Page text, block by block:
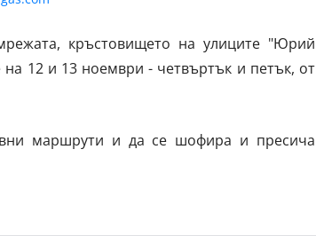
кръстовището на улиците "Юрий
12 и 13 ноември - четвъртък и петък, от
маршрути и да се шофира и пресича